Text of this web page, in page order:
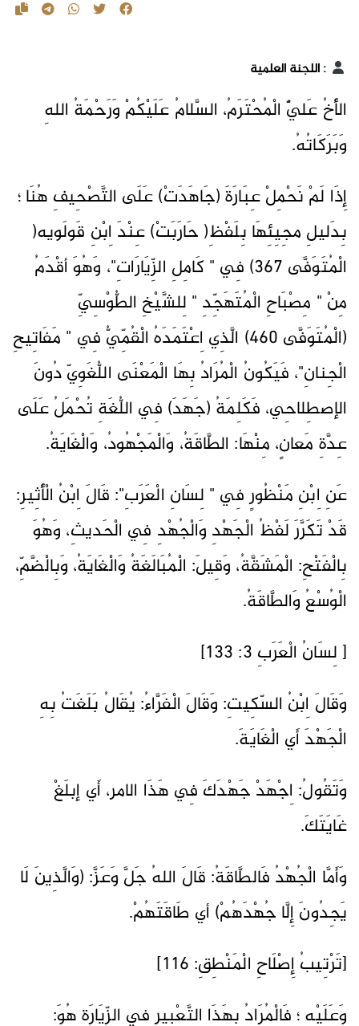
:اللجنة العلمية
الأَخُ عَليٌّ الْمُحْتَرَمُ، السَّلامُ عَلَيْكُمْ وَرَحْمَةُ اللهِ
وَبَرَكَاتُهُ.
إِذَا لَمْ نَحْمِلْ عِبَارَةَ (جَاهَدَتْ) عَلَى التَّصْحِيفِ هُنَا ؛
بِدَليلِ مجِيِئِهَا بِلَفْظِ( حَارَبَتْ) عِنْدَ اِبْنِ قَولَويه(
الْمُتَوَفَّى 367) فِي " كَامِلِ الزِّيَارَاتِ"، وَهُوَ أقْدَمُ
مِنْ " مِصْبَاحِ الْمُتَهَجِّدِ " لِلشَّيْخِ الطُّوْسِيِّ
(الْمُتَوَفَّى 460) الَّذِي اِعْتَمَدَهُ الْقُمِّيُّ فِي " مَفَاتِيحِ
الْجِنانِ"، فَيَكُونُ الْمُرَادُ بِهَا الْمَعْنَى اللُّغَوِيّ دُونَ
الإصطِلاحِي، فَكَلِمَةُ (جَهَدَ) فِي اللُّغَةِ تُحْمَلُ عَلَى
عِدَّةِ مَعانٍ، مِنْهَا: الطَّاقَةُ، وَالْمَجْهُودُ، وَالْغَايَةُ.
عَنِ اِبْنِ مَنْظُورٍ فِي " لِسَانِ الْعَرَبِ": قَالَ اِبْنُ الْأَثِيرِ:
قَدْ تَكَرَّرَ لَفْظُ الْجَهْدِ وَالْجُهْدِ فِي الْحَديثِ، وَهُوَ
بِالْفَتْحِ: الْمَشَقَّةُ، وَقِيلَ: الْمُبَالَغَةُ وَالْغَايَةُ، وَبِالْضَّمِّ،
الْوُسْعُ وَالطَّاقَةُ.
[ لِسَانُ الْعَرَبِ 3: 133]
وَقَالَ اِبْنُ السّكِيتِ: وَقَالَ الْفَرَّاءُ: يُقَالُ بَلَغَتُ بِهِ
الْجَهْدَ أَي الْغَايَةَ.
وَتَقُولُ: اِجْهَدْ جَهْدَكَ فِي هَذَا الامر، أَي إبلَغْ
غَايَتَكَ.
وَأَمَّا الْجُهْدُ فَالطَّاقَةُ: قَالَ اللهُ جَلَّ وَعَزَّ: (وَالَّذِينَ لَا
يَجِدُونَ إِلَّا جُهْدَهُمْ) أي طَاقَتَهُمْ.
[تَرْتِيبُ إِصْلَاحِ الْمَنْطِقِ: 116]
وَعَلَيْهِ ؛ فَالْمُرَادُ بِهَذَا التَّعْبِيرِ فِي الزِّيَارَةِ هُوَ: